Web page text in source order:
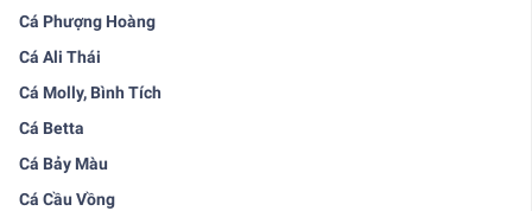
Cá Phượng Hoàng
Cá Ali Thái
Cá Molly, Bình Tích
Cá Betta
Cá Bảy Màu
Cá Cầu Vồng